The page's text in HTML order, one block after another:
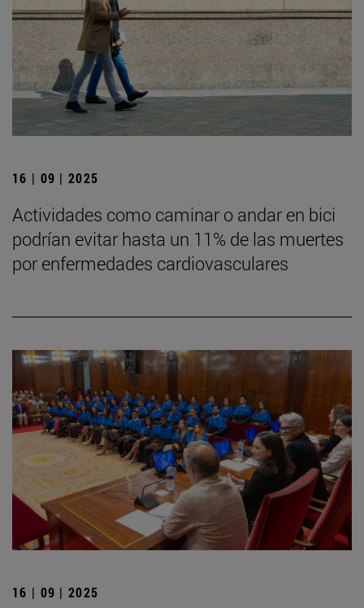
16 | 09 | 2025
Actividades como caminar o andar en bici
podrían evitar hasta un 11% de las muertes
por enfermedades cardiovasculares
16 | 09 | 2025